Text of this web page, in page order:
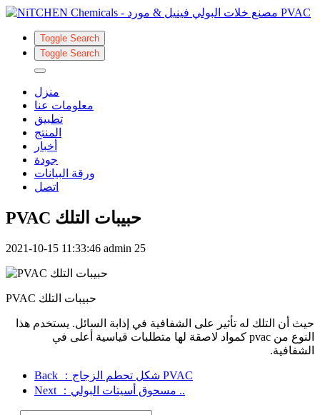
Toggle Search
Toggle Search
منزل
معلومات عنا
تطبيق
المنتج
أخبار
جودة
ورقة البيانات
اتصل
PVAC حبيبات التلك
2021-10-15 11:33:46 admin 25
PVAC حبيبات التلك
حيث أن التلك له تأثير على الشفافية في إذابة السائل. يستخدم هذا
النوع من pvac كمواد لاصقة لها متطلبات قياسية أعلى في
الشفافية.
Back
：شكل تحطم الزجاج PVAC
Next
：مسحوق أسيتات البولي ..